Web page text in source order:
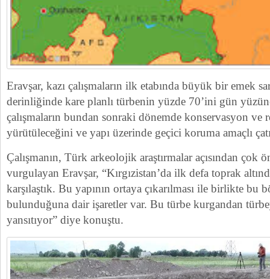
Eravşar, kazı çalışmaların ilk etabında büyük bir emek
derinliğinde kare planlı türbenin yüzde 70’ini gün yüzüne
çalışmaların bundan sonraki dönemde konservasyon ve
yürütüleceğini ve yapı üzerinde geçici koruma amaçlı
Çalışmanın, Türk arkeolojik araştırmalar açısından çok
vurgulayan Eravşar, “Kırgızistan’da ilk defa toprak
karşılaştık. Bu yapının ortaya çıkarılması ile birlikte bu
bulunduğuna dair işaretler var. Bu türbe kurgandan
yansıtıyor” diye konuştu.